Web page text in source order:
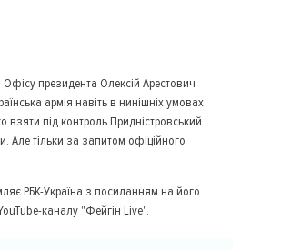
президента Олексій Арестович
армія навіть в нинішніх умовах
взяти під контроль Придністровський
Але тільки за запитом офіційного
РБК-Україна з посиланням на його
каналу "Фейгін Live".